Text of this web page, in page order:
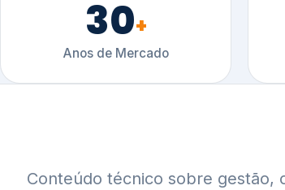
30+
Anos de Mercado
Conteúdo técnico sobre gestão,